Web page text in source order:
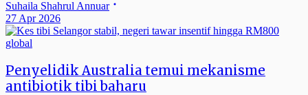
Suhaila Shahrul Annuar
27 Apr 2026
global
Penyelidik Australia temui mekanisme
antibiotik tibi baharu